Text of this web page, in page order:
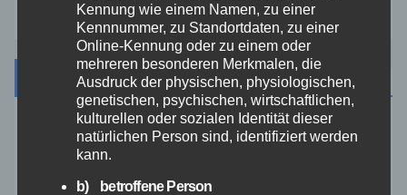
August 2026
Juli 2026
Kennung wie einem Namen, zu einer
Kennnummer, zu Standortdaten, zu einer
Online-Kennung oder zu einem oder
mehreren besonderen Merkmalen, die
Ausdruck der physischen, physiologischen,
genetischen, psychischen, wirtschaftlichen,
kulturellen oder sozialen Identität dieser
natürlichen Person sind, identifiziert werden
kann.
b) betroffene Person